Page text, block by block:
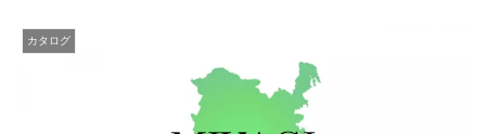
カタログ